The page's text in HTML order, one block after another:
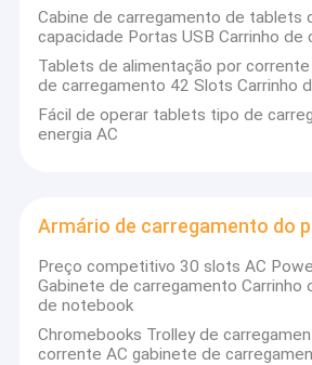
Cabine de carregamento de tablets
capacidade Portas USB Carrinho de
Tablets de alimentação por
de carregamento 42 Slots Carrinho
Fácil de operar tablets tipo de
energia AC
Armário de carregamento do
Preço competitivo 30 slots AC
Gabinete de carregamento Carrinho
de notebook
Chromebooks Trolley de
corrente AC gabinete de